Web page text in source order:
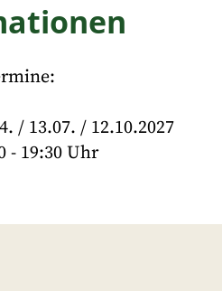
/ 13.07. / 12.10.2027
- 19:30 Uhr